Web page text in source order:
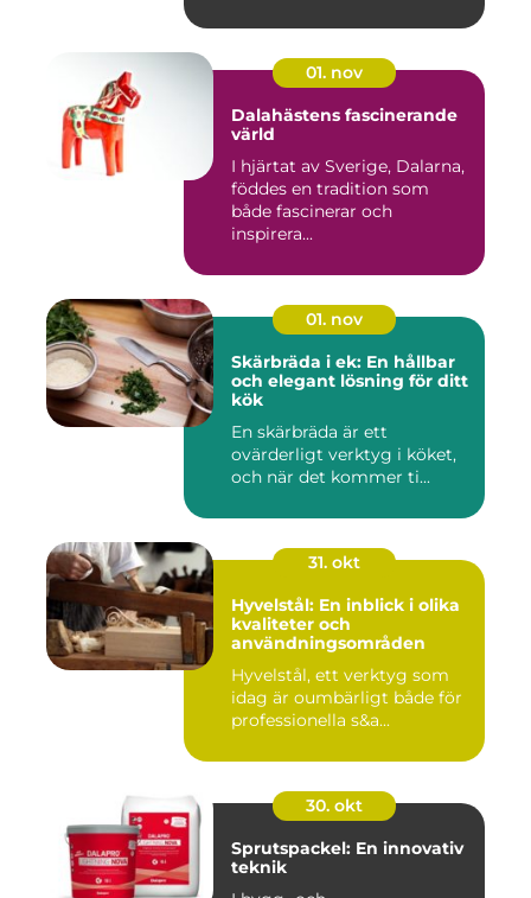
01. nov
Dalahästens fascinerande
värld
I hjärtat av Sverige, Dalarna,
föddes en tradition som
både fascinerar och
inspirera...
01. nov
Skärbräda i ek: En hållbar
och elegant lösning för ditt
kök
En skärbräda är ett
ovärderligt verktyg i köket,
och när det kommer ti...
31. okt
Hyvelstål: En inblick i olika
kvaliteter och
användningsområden
Hyvelstål, ett verktyg som
idag är oumbärligt både för
professionella s&a...
30. okt
Sprutspackel: En innovativ
teknik